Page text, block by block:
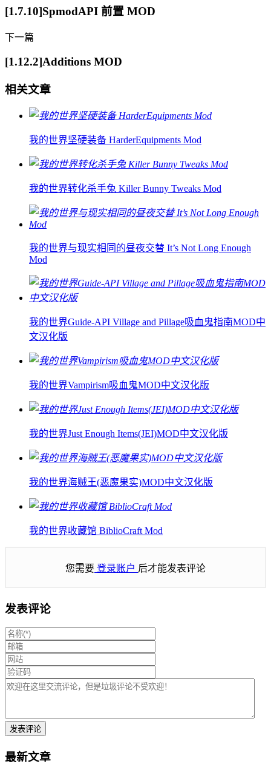
[1.7.10]SpmodAPI 前置 MOD
下一篇
[1.12.2]Additions MOD
相关文章
我的世界坚硬装备 HarderEquipments Mod
我的世界转化杀手兔 Killer Bunny Tweaks Mod
我的世界与现实相同的昼夜交替 It’s Not Long Enough
Mod
我的世界Guide-API Village and Pillage吸血鬼指南MOD中
文汉化版
我的世界Vampirism吸血鬼MOD中文汉化版
我的世界Just Enough Items(JEI)MOD中文汉化版
我的世界海贼王(恶魔果实)MOD中文汉化版
我的世界收藏馆 BiblioCraft Mod
您需要 登录账户 后才能发表评论
发表评论
最新文章